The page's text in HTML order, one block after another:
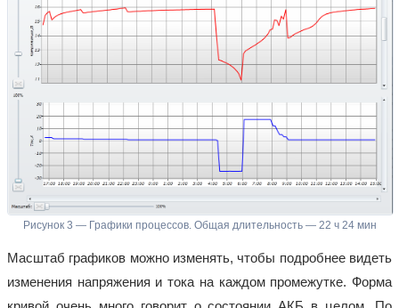
Рисунок 3 — Графики процессов. Общая длительность — 22 ч 24 мин
Масштаб графиков можно изменять, чтобы подробнее видеть
изменения напряжения и тока на каждом промежутке. Форма